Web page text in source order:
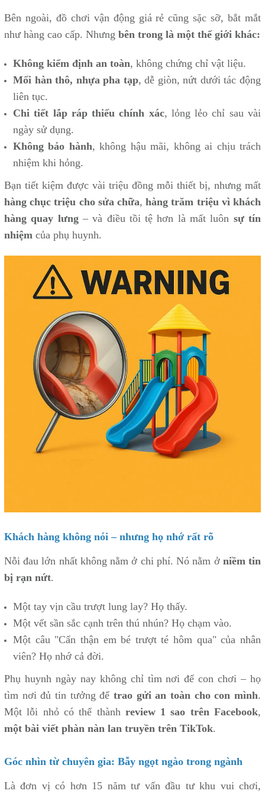
Bên ngoài, đồ chơi vận động giá rẻ cũng sặc sỡ, bắt mắt
như hàng cao cấp. Nhưng bên trong là một thế giới khác:
Không kiểm định an toàn, không chứng chỉ vật liệu.
Mối hàn thô, nhựa pha tạp, dễ giòn, nứt dưới tác động
liên tục.
Chi tiết lắp ráp thiếu chính xác, lỏng lẻo chỉ sau vài
ngày sử dụng.
Không bảo hành, không hậu mãi, không ai chịu trách
nhiệm khi hỏng.
Bạn tiết kiệm được vài triệu đồng mỗi thiết bị, nhưng mất
hàng chục triệu cho sửa chữa,hàng trăm triệu vì khách
hàng quay lưng– và điều tồi tệ hơn là mất luôn sự tín
nhiệm của phụ huynh.
Khách hàng không nói – nhưng họ nhớ rất rõ
Nỗi đau lớn nhất không nằm ở chi phí. Nó nằm ở niềm tin
bị rạn nứt.
Một tay vịn cầu trượt lung lay? Họ thấy.
Một vết sần sắc cạnh trên thú nhún? Họ chạm vào.
Một câu "Cẩn thận em bé trượt té hôm qua" của nhân
viên? Họ nhớ cả đời.
Phụ huynh ngày nay không chỉ tìm nơi để con chơi – họ
tìm nơi đủ tin tưởng để trao gửi an toàn cho con mình.
Một lỗi nhỏ có thể thành review 1 sao trên Facebook,
một bài viết phàn nàn lan truyền trên TikTok.
Góc nhìn từ chuyên gia: Bẫy ngọt ngào trong ngành
Là đơn vị có hơn 15 năm tư vấn đầu tư khu vui chơi,